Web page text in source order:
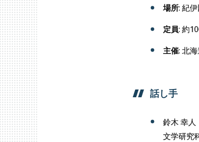
場所: 紀
定員: 約
主催: 北
話し手
鈴木 幸人
文学研究